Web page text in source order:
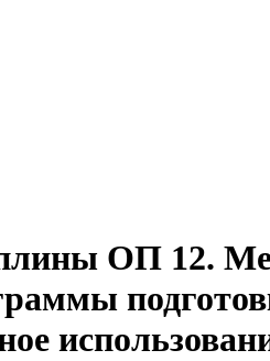
ОП 12.